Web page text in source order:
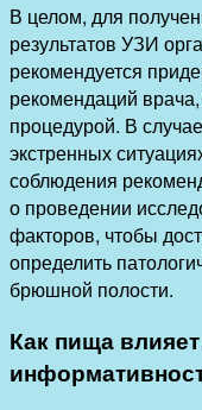
В целом, для
результатов УЗИ
рекомендуется
рекомендаций
процедурой. В
экстренных
соблюдения
о проведении
факторов, чтобы
определить
брюшной полости.
Как пища